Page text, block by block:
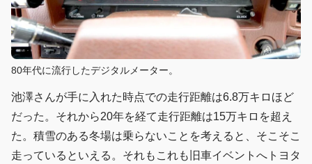
80年代に流行したデジタルメーター。
池澤さんが手に入れた時点での走行距離は6.8万キロほど
だった。それから20年を経て走行距離は15万キロを超え
た。積雪のある冬場は乗らないことを考えると、そこそこ
走っているといえる。それもこれも旧車イベントへトヨタ